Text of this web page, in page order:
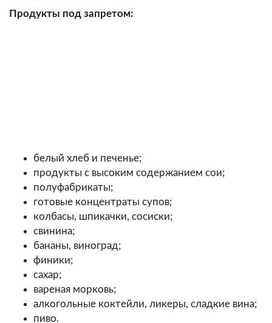
Продукты под запретом:
белый хлеб и печенье;
продукты с высоким содержанием сои;
полуфабрикаты;
готовые концентраты супов;
колбасы, шпикачки, сосиски;
свинина;
бананы, виноград;
финики;
сахар;
вареная морковь;
алкогольные коктейли, ликеры, сладкие вина;
пиво.